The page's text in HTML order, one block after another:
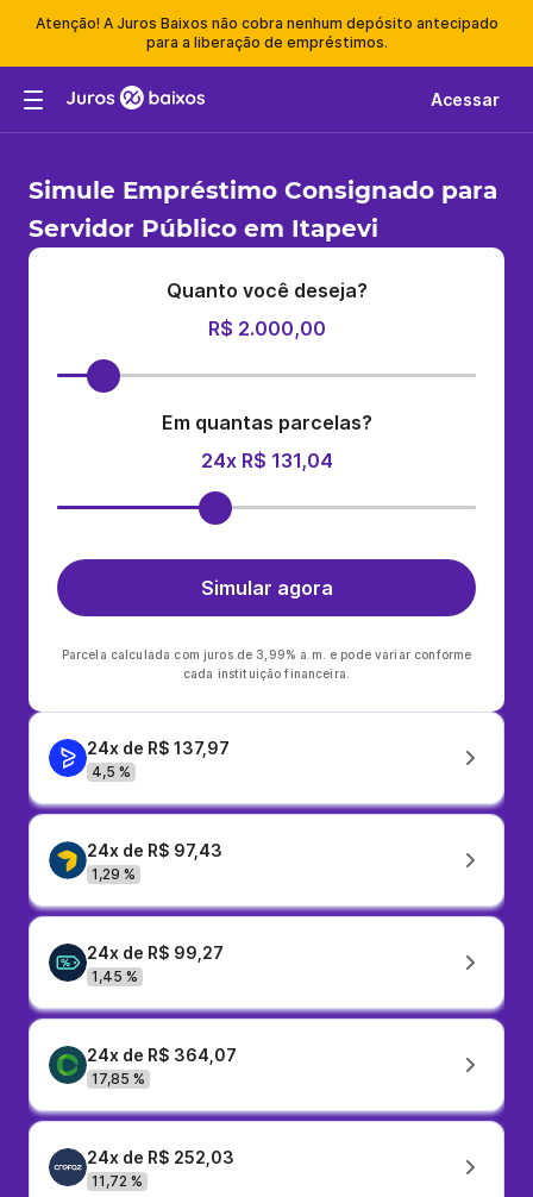
Atenção! A Juros Baixos não cobra nenhum depósito antecipado
para a liberação de empréstimos.
Acessar
Simule Empréstimo Consignado para
Servidor Público em Itapevi
Quanto você deseja?
R$ 2.000,00
Em quantas parcelas?
24x R$ 131,04
Simular agora
Parcela calculada com juros de 3,99% a.m. e pode variar conforme
cada instituição financeira.
24x de R$ 137,97
4,5 %
24x de R$ 97,43
1,29 %
24x de R$ 99,27
1,45 %
24x de R$ 364,07
17,85 %
24x de R$ 252,03
11,72 %